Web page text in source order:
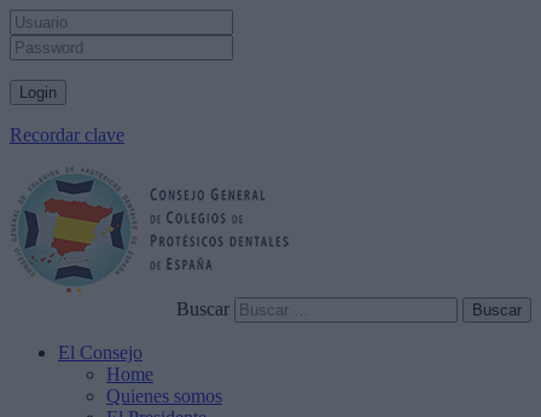
Recordar clave
Buscar
El Consejo
Home
Quienes somos